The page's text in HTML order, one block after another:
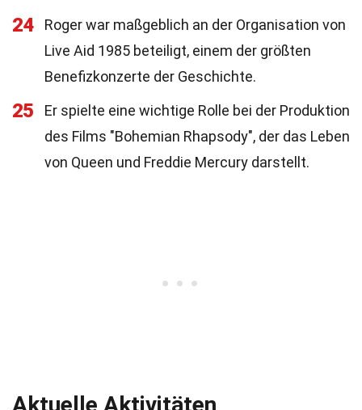
24
Roger war maßgeblich an der Organisation von
Live Aid 1985 beteiligt, einem der größten
Benefizkonzerte der Geschichte.
25
Er spielte eine wichtige Rolle bei der Produktion
des Films "Bohemian Rhapsody", der das Leben
von Queen und Freddie Mercury darstellt.